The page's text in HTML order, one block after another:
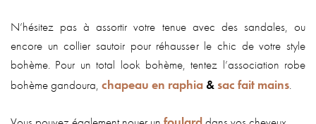
N’hésitez pas à assortir votre tenue avec des sandales, ou
encore un collier sautoir pour réhausser le chic de votre style
bohème. Pour un total look bohème, tentez l’association robe
bohème gandoura, chapeau en raphia & sac fait mains.